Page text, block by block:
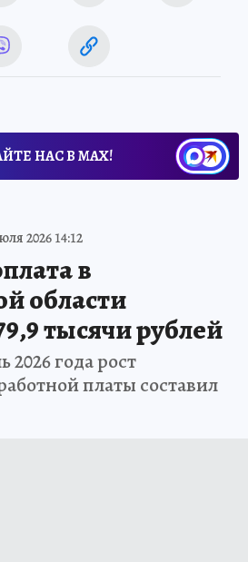
НАС В МАХ!
2026 14:12
в
области
тысячи рублей
2026 года рост
платы составил